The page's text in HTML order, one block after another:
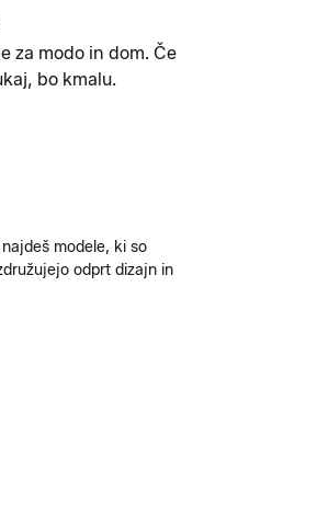
za modo in dom. Če
bo kmalu.
modele, ki so
odprt dizajn in